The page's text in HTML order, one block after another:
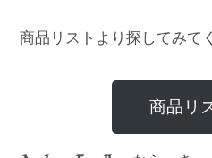
商品リストより探してみて
商品リ